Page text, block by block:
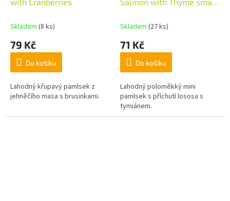
with Cranberries
Skladem (8 ks)
79 Kč
Do košíku
Lahodný křupavý pamlsek z
jehněčího masa s brusinkami.
Salmon with Thyme small
Skladem (27 ks)
71 Kč
Do košíku
Lahodný poloměkký mini
pamlsek s příchutí lososa s
tymiánem.